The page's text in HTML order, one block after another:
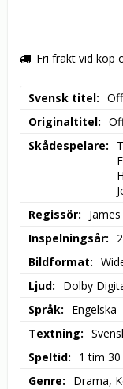
Fri frakt vid köp
Svensk titel
Originaltitel
Skådespelare
Regissör
Inspelningsår
Bildformat
Ljud
Dolby
Språk
Engelska
Textning
Speltid
1 tim
Genre
Drama,